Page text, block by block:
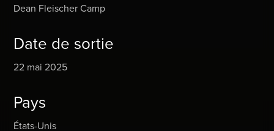
Dean Fleischer Camp
Date de sortie
22 mai 2025
Pays
États-Unis